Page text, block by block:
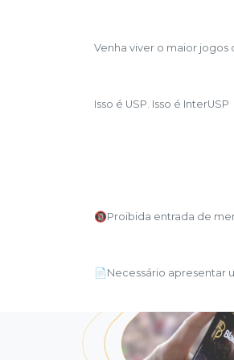
Venha viver o maior jogos
Isso é USP. Isso é InterUSP
🔞Proibida entrada de
📄Necessário apresentar